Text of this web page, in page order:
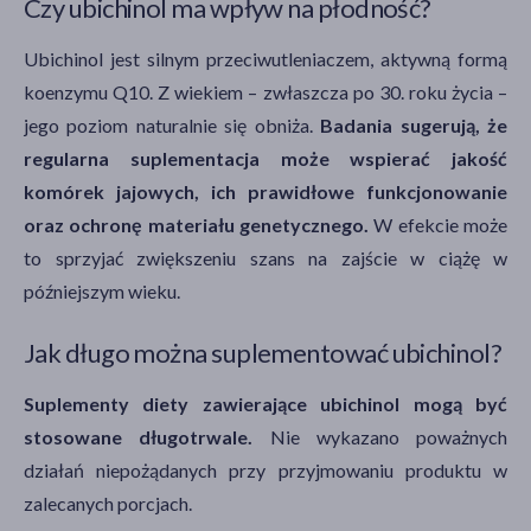
Czy ubichinol ma wpływ na płodność?
Ubichinol jest silnym przeciwutleniaczem, aktywną formą
koenzymu Q10. Z wiekiem – zwłaszcza po 30. roku życia –
jego poziom naturalnie się obniża. Badania sugerują, że
regularna suplementacja może wspierać jakość
komórek jajowych, ich prawidłowe funkcjonowanie
oraz ochronę materiału genetycznego. W efekcie może
to sprzyjać zwiększeniu szans na zajście w ciążę w
późniejszym wieku.
Jak długo można suplementować ubichinol?
Suplementy diety zawierające ubichinol mogą być
stosowane długotrwale. Nie wykazano poważnych
działań niepożądanych przy przyjmowaniu produktu w
zalecanych porcjach.